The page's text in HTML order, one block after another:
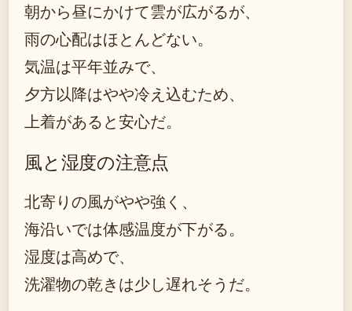
朝から昼にかけて雲が広がるが、
雨の心配はほとんどない。
気温は平年並みで、
夕方以降はやや冷え込むため、
上着があると安心だ。
風と湿度の注意点
北寄りの風がやや強く、
海沿いでは体感温度が下がる。
湿度は高めで、
洗濯物の乾きは少し遅れそうだ。